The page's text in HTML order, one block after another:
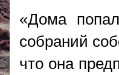
«Дома
собраний
что она